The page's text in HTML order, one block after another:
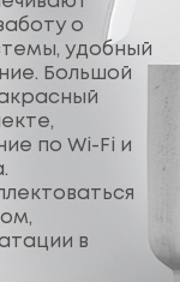
о
удобный
Большой
по Wi-Fi и
в